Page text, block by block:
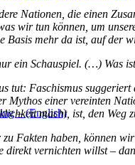
– (English)
Nationen, die einen
wir tun können, um
Basis mehr da ist, auf der
ein Schauspiel. (…) Was
tut: Faschismus
Mythos einer vereinten
macht, ist, den Weg
Fakten haben, können
direkt vernichten willst –